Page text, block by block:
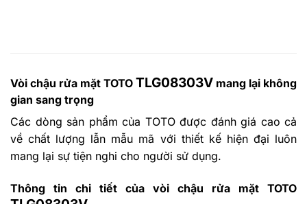
Vòi chậu rửa mặt TOTO TLG08303V mang lại không
gian sang trọng
Các dòng sản phẩm của TOTO được đánh giá cao cả
về chất lượng lẫn mẫu mã với thiết kế hiện đại luôn
mang lại sự tiện nghi cho người sử dụng.
Thông tin chi tiết của vòi chậu rửa mặt TOTO